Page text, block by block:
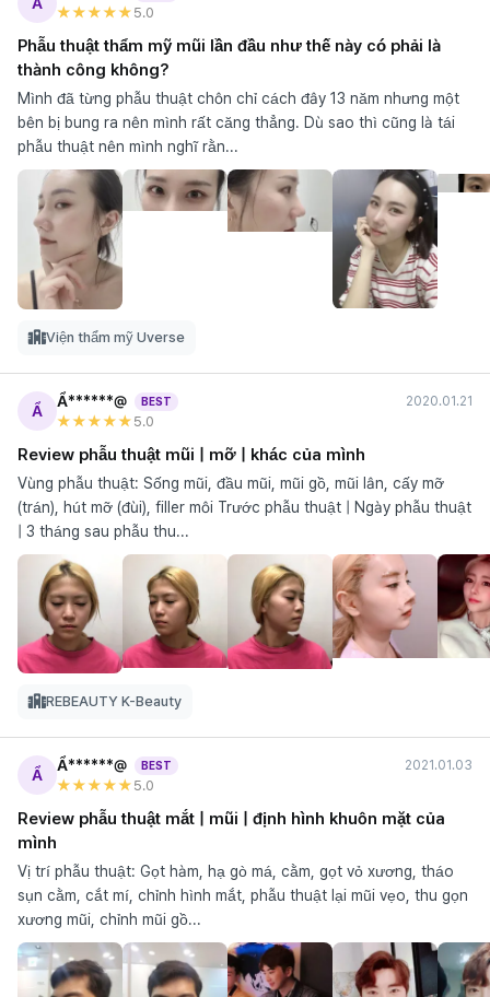
★★★★★ 5.0
Phẫu thuật thẩm mỹ mũi lần đầu như thế này có phải là
thành công không?
Mình đã từng phẫu thuật chôn chỉ cách đây 13 năm nhưng một
bên bị bung ra nên mình rất căng thẳng. Dù sao thì cũng là tái
phẫu thuật nên mình nghĩ rằn...
Viện thẩm mỹ Uverse
Ẩ
Ẩ******@ BEST
★★★★★ 5.0
2020.01.21
Review phẫu thuật mũi | mỡ | khác của mình
Vùng phẫu thuật: Sống mũi, đầu mũi, mũi gồ, mũi lân, cấy mỡ
(trán), hút mỡ (đùi), filler môi Trước phẫu thuật | Ngày phẫu thuật
| 3 tháng sau phẫu thu...
REBEAUTY K-Beauty
Ẩ
Ẩ******@ BEST
★★★★★ 5.0
2021.01.03
Review phẫu thuật mắt | mũi | định hình khuôn mặt của
mình
Vị trí phẫu thuật: Gọt hàm, hạ gò má, cằm, gọt vỏ xương, tháo
sụn cằm, cắt mí, chỉnh hình mắt, phẫu thuật lại mũi vẹo, thu gọn
xương mũi, chỉnh mũi gồ...